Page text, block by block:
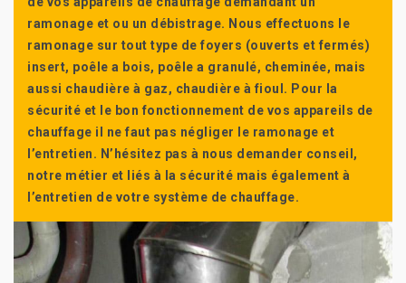
ramonage et ou un débistrage. Nous effectuons le
ramonage sur tout type de foyers (ouverts et fermés)
insert, poêle a bois, poêle a granulé, cheminée, mais
aussi chaudière à gaz, chaudière à fioul. Pour la
sécurité et le bon fonctionnement de vos appareils de
chauffage il ne faut pas négliger le ramonage et
l’entretien. N’hésitez pas à nous demander conseil,
notre métier et liés à la sécurité mais également à
l’entretien de votre système de chauffage.